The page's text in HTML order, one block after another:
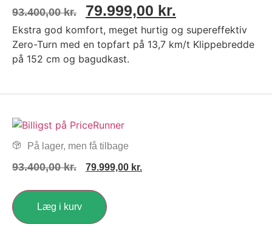
93.400,00kr. 79.999,00 kr.
Ekstra god komfort, meget hurtig og supereffektiv
Zero-Turn med en topfart på 13,7 km/t Klippebredde
på 152 cm og bagudkast.
På lager, men få tilbage
93.400,00kr. 79.999,00 kr.
Læg i kurv